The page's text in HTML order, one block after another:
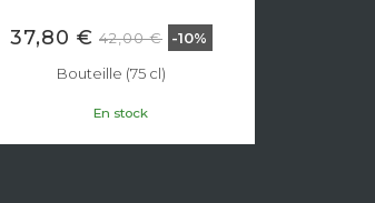
37,80 € 42,00 € -10%
Bouteille (75 cl)
En stock